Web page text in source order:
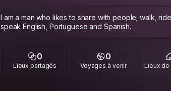
I am a man who likes to share with people; walk,
speak English, Portuguese and Spanish.
0
Lieux partagés
0
Voyages à venir Lieux